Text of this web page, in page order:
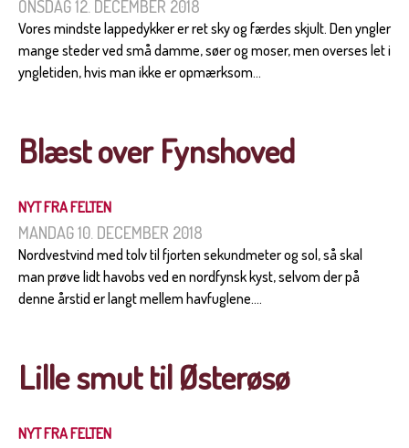
ONSDAG 12. DECEMBER 2018
Vores mindste lappedykker er ret sky og færdes skjult. Den yngler
mange steder ved små damme, søer og moser, men overses let i
yngletiden, hvis man ikke er opmærksom...
Blæst over Fynshoved
NYT FRA FELTEN
MANDAG 10. DECEMBER 2018
Nordvestvind med tolv til fjorten sekundmeter og sol, så skal
man prøve lidt havobs ved en nordfynsk kyst, selvom der på
denne årstid er langt mellem havfuglene....
Lille smut til Østerøsø
NYT FRA FELTEN